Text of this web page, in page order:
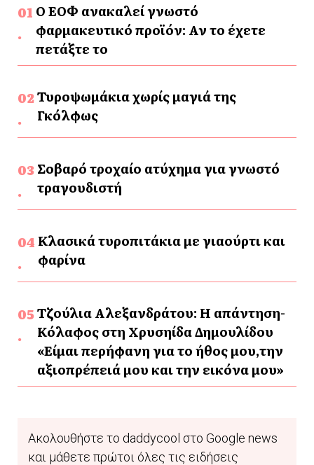
Ο ΕΟΦ ανακαλεί γνωστό
φαρμακευτικό προϊόν: Αν το έχετε
πετάξτε το
Τυροψωμάκια χωρίς μαγιά της
Γκόλφως
Σοβαρό τροχαίο ατύχημα για γνωστό
τραγουδιστή
Κλασικά τυροπιτάκια με γιαούρτι και
φαρίνα
Τζούλια Αλεξανδράτου: Η απάντηση-
Κόλαφος στη Χρυσηίδα Δημουλίδου
«Είμαι περήφανη για το ήθος μου,την
αξιοπρέπειά μου και την εικόνα μου»
Ακολουθήστε το daddycool στο Google news
και μάθετε πρώτοι όλες τις ειδήσεις